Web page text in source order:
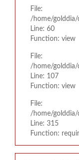
File:
/home/
Line: 60
Function: view
File:
/home/
Line: 107
Function: view
File:
/home/
Line: 315
Function: